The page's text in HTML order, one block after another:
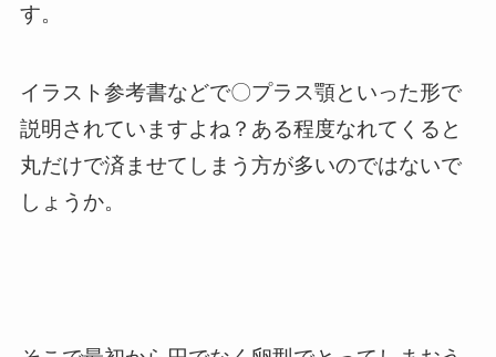
す。
イラスト参考書などで〇プラス顎といった形で
説明されていますよね？ある程度なれてくると
丸だけで済ませてしまう 方が多いのではないで
しょうか。